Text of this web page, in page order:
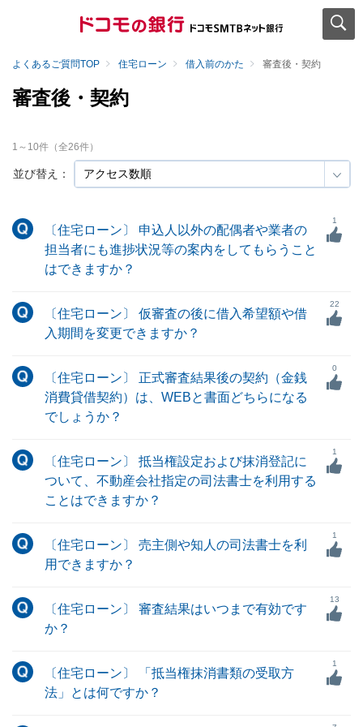
よくあるご質問TOP 住宅ローン 借入前のかた 審査後・契約
審査後・契約
並び替え：
1 ～ 10件（全26件）
〔住宅ローン〕 申込人以外の配偶者や業者の
担当者にも進捗状況等の案内をしてもらうこと
はできますか？
1
〔住宅ローン〕 仮審査の後に借入希望額や借
入期間を変更できますか？
22
〔住宅ローン〕 正式審査結果後の契約（金銭
消費貸借契約）は、WEBと書面どちらになる
でしょうか？
0
〔住宅ローン〕 抵当権設定および抹消登記に
ついて、不動産会社指定の司法書士を利用する
ことはできますか？
1
〔住宅ローン〕 売主側や知人の司法書士を利
用できますか？
1
〔住宅ローン〕 審査結果はいつまで有効です
か？
13
〔住宅ローン〕 「抵当権抹消書類の受取方
法」とは何ですか？
1